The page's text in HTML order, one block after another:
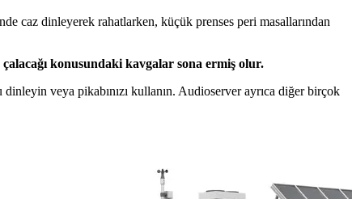
caz dinleyerek rahatlarken, küçük prenses peri masallarından
konusundaki kavgalar sona ermiş olur.
veya pikabınızı kullanın. Audioserver ayrıca diğer birçok